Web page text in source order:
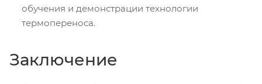
обучения и демонстрации технологии
термопереноса.
Заключение